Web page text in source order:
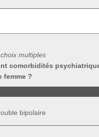
multiples
comorbidités
femme ?
bipolaire